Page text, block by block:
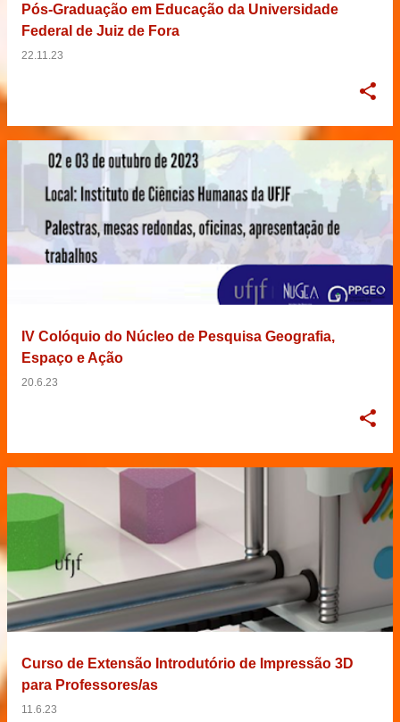
Pós-Graduação em Educação da Universidade
Federal de Juiz de Fora
22.11.23
IV Colóquio do Núcleo de Pesquisa Geografia,
Espaço e Ação
20.6.23
Curso de Extensão Introdutório de Impressão 3D
para Professores/as
11.6.23